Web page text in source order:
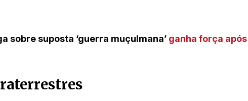
sobre suposta ‘guerra muçulmana’ ganha força